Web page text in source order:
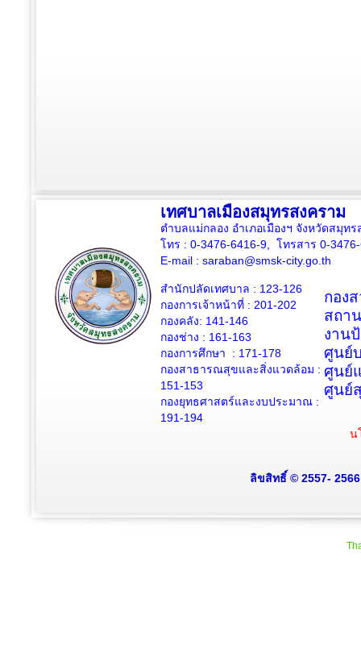
เทศบาลเมืองสมุทรสงคราม
ตำบลแม่กลอง อำเภอเมืองฯ จังหวัดสมุท
โทร : 0-3476-6416-9, โทรสาร 0-
E-mail : saraban@smsk-city.go.th
สำนักปลัดเทศบาล : 123-126
กองการเจ้าหน้าที่ : 201-202
กองคลัง: 141-146
กองช่าง : 161-163
กองการศึกษา : 171-178
กองสาธารณสุขและสิ่งแวดล้อม :
151-153
กองยุทธศาสตร์และงบประมาณ :
191-194
กอง
สถา
งาน
ศูนย์
ศูนย์
ศูนย์
น
ลิขสิทธิ์ © 2557-